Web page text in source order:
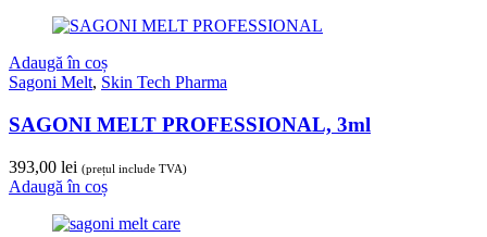
Adaugă în coș
Sagoni Melt, Skin Tech Pharma
SAGONI MELT PROFESSIONAL, 3ml
393,00 lei (prețul include TVA)
Adaugă în coș